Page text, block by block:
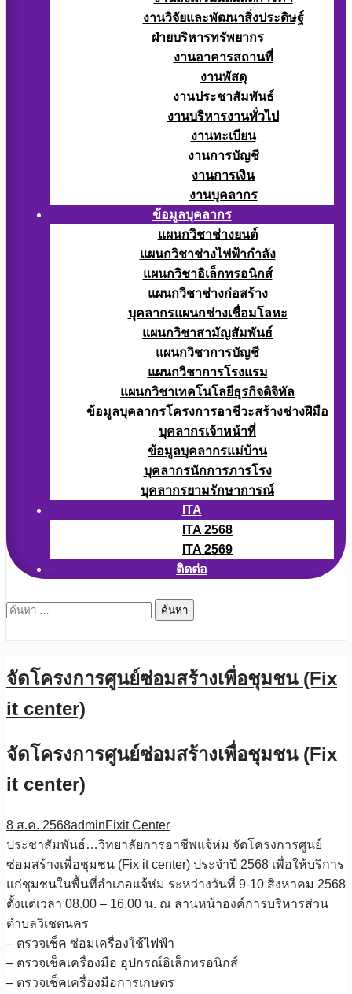
งานวิจัยและพัฒนาสิ่งประดิษฐ์
ฝ่ายบริหารทรัพยากร
งานอาคารสถานที่
งานพัสดุ
งานประชาสัมพันธ์
งานบริหารงานทั่วไป
งานทะเบียน
งานการบัญชี
งานการเงิน
งานบุคลากร
ข้อมูลบุคลากร
แผนกวิชาช่างยนต์
แผนกวิชาช่างไฟฟ้ากำลัง
แผนกวิชาอิเล็กทรอนิกส์
แผนกวิชาช่างก่อสร้าง
บุคลากรแผนกช่างเชื่อมโลหะ
แผนกวิชาสามัญสัมพันธ์
แผนกวิชาการบัญชี
แผนกวิชาการโรงแรม
แผนกวิชาเทคโนโลยีธุรกิจดิจิทัล
ข้อมูลบุคลากรโครงการอาชีวะสร้างช่างฝีมือ
บุคลากรเจ้าหน้าที่
ข้อมูลบุคลากรแม่บ้าน
บุคลากรนักการภารโรง
บุคลากรยามรักษาการณ์
ITA
ITA 2568
ITA 2569
ติดต่อ
ค้นหา
จัดโครงการศูนย์ซ่อมสร้างเพื่อชุมชน (Fix
it center)
จัดโครงการศูนย์ซ่อมสร้างเพื่อชุมชน (Fix
it center)
8 ส.ค. 2568adminFixit Center
ประชาสัมพันธ์…วิทยาลัยการอาชีพแจ้ห่ม จัดโครงการศูนย์
ซ่อมสร้างเพื่อชุมชน (Fix it center) ประจำปี 2568 เพื่อให้บริการ
แก่ชุมชนในพื้นที่อำเภอแจ้ห่ม ระหว่างวันที่ 9-10 สิงหาคม 2568
ตั้งแต่เวลา 08.00 – 16.00 น. ณ ลานหน้าองค์การบริหารส่วน
ตำบลวิเชตนคร
– ตรวจเช็ค ซ่อมเครื่องใช้ไฟฟ้า
– ตรวจเช็คเครื่องมือ อุปกรณ์อิเล็กทรอนิกส์
– ตรวจเช็คเครื่องมือการเกษตร